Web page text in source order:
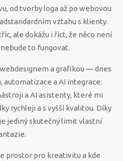
od tvorby loga až po webovou
vztahu s klienty.
ale dokážu i říct, že něco není
to fungovat.
a grafikou — dnes
automatizace a AI integrace.
a AI asistenty, které mi
rychleji a s vyšší kvalitou. Díky
jediný skutečný limit vlastní
prostor pro kreativitu a kde